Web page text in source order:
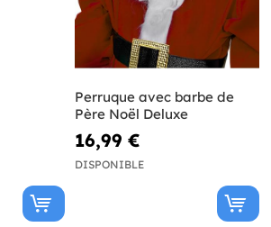
Perruque avec barbe de
Père Noël Deluxe
16,99 €
DISPONIBLE